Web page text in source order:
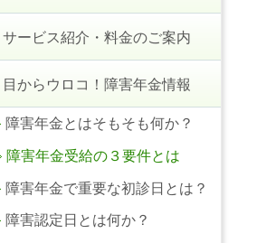
サービス紹介・料金のご案内
目からウロコ！障害年金情報
障害年金とはそもそも何か？
障害年金受給の３要件とは
障害年金で重要な初診日とは？
障害認定日とは何か？